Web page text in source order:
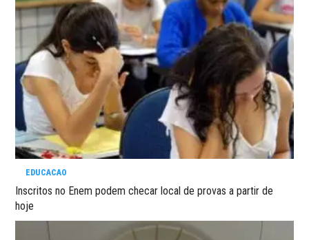
EDUCACAO
Inscritos no Enem podem checar local de provas a partir de
hoje